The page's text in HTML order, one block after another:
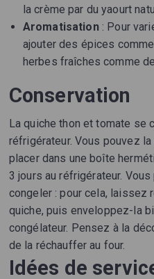
la crème par du yaourt
Aromatisation: Pour
ajouter des épices
herbes fraîches comme
Conservation
La quiche thon et tomate se
réfrigérateur. Vous pouvez
placer dans une boîte
3 jours au réfrigérateur.
congeler : pour cela, laissez
quiche, puis enveloppez-la
congélateur. Pensez à la
de la réchauffer au four.
Idées de